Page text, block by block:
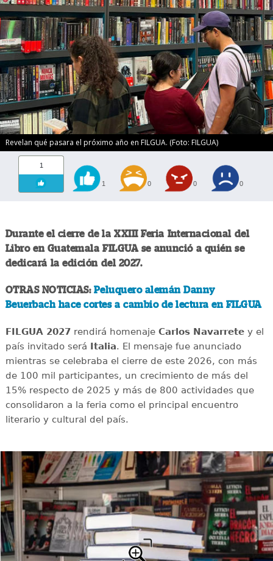
Revelan qué pasara el próximo año en FILGUA. (Foto: FILGUA)
1
1 0 0 0
Durante el cierre de la XXIII Feria Internacional del
Libro en Guatemala FILGUA se anunció a quién se
dedicará la edición del 2027.
OTRAS NOTICIAS: Peluquero alemán Danny
Beuerbach hace cortes a cambio de lectura en FILGUA
FILGUA 2027rendirá homenaje Carlos Navarretey el
país invitado será Italia. El mensaje fue anunciado
mientras se celebraba el cierre de este 2026, con más
de 100 mil participantes, un crecimiento de más del
15% respecto de 2025 y más de 800 actividades que
consolidaron a la feria como el principal encuentro
literario y cultural del país.